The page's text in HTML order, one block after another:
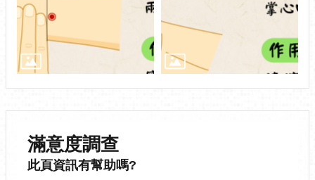
滿意度調查
此頁資訊有幫助嗎?